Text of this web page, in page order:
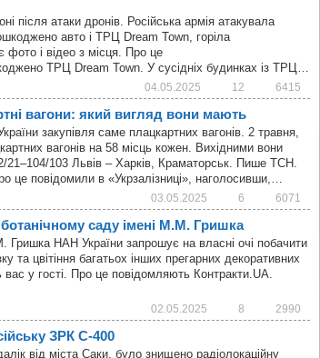
після атаки дронів. Російська армія атакувала
авто і ТРЦ Dream Town, горіла
фото і відео з місця. Про це
ТРЦ Dream Town. У сусідніх будинках із ТРЦ…
04.05.2025 12 6415
вагони: який вигляд вони мають
закупівля саме плацкартних вагонів. 2 травня,
вагонів на 58 місць кожен. Вихідними вони
21–104/103 Львів – Харків, Краматорськ. Пише ТСН.
це повідомили в «Укрзалізниці», наголосивши,…
03.05.2025 6 6071
саду імені М.М. Гришка
Гришка НАН України запрошує на власні очі побачити
та цвітіння багатьох інших прегарних декоративних
вас у гості. Про це повідомляють Контракти.UA.
02.05.2025 8 2990
ЗРК С-400
від міста Саки, було знищено радіолокаційну